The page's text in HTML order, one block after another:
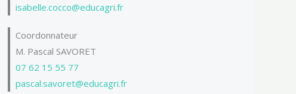
isabelle.cocco@educagri.fr
Coordonnateur
M. Pascal SAVORET
07 62 15 55 77
pascal.savoret@educagri.fr